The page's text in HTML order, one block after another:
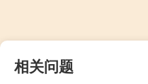
相关问题